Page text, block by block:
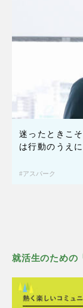
迷ったときこ
は行動のうえ
アスパーク
就活生のための